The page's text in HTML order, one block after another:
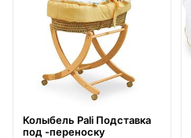
Колыбель Pali Подставка
под -переноску